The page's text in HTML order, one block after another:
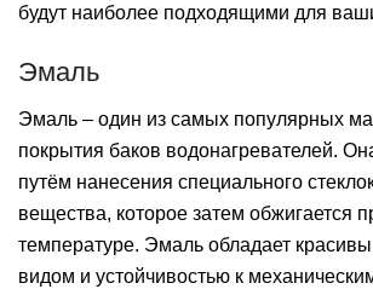
будут наиболее подходящими для
Эмаль
Эмаль – один из самых популярных
покрытия баков водонагревателей.
путём нанесения специального
вещества, которое затем обжигается
температуре. Эмаль обладает
видом и устойчивостью к